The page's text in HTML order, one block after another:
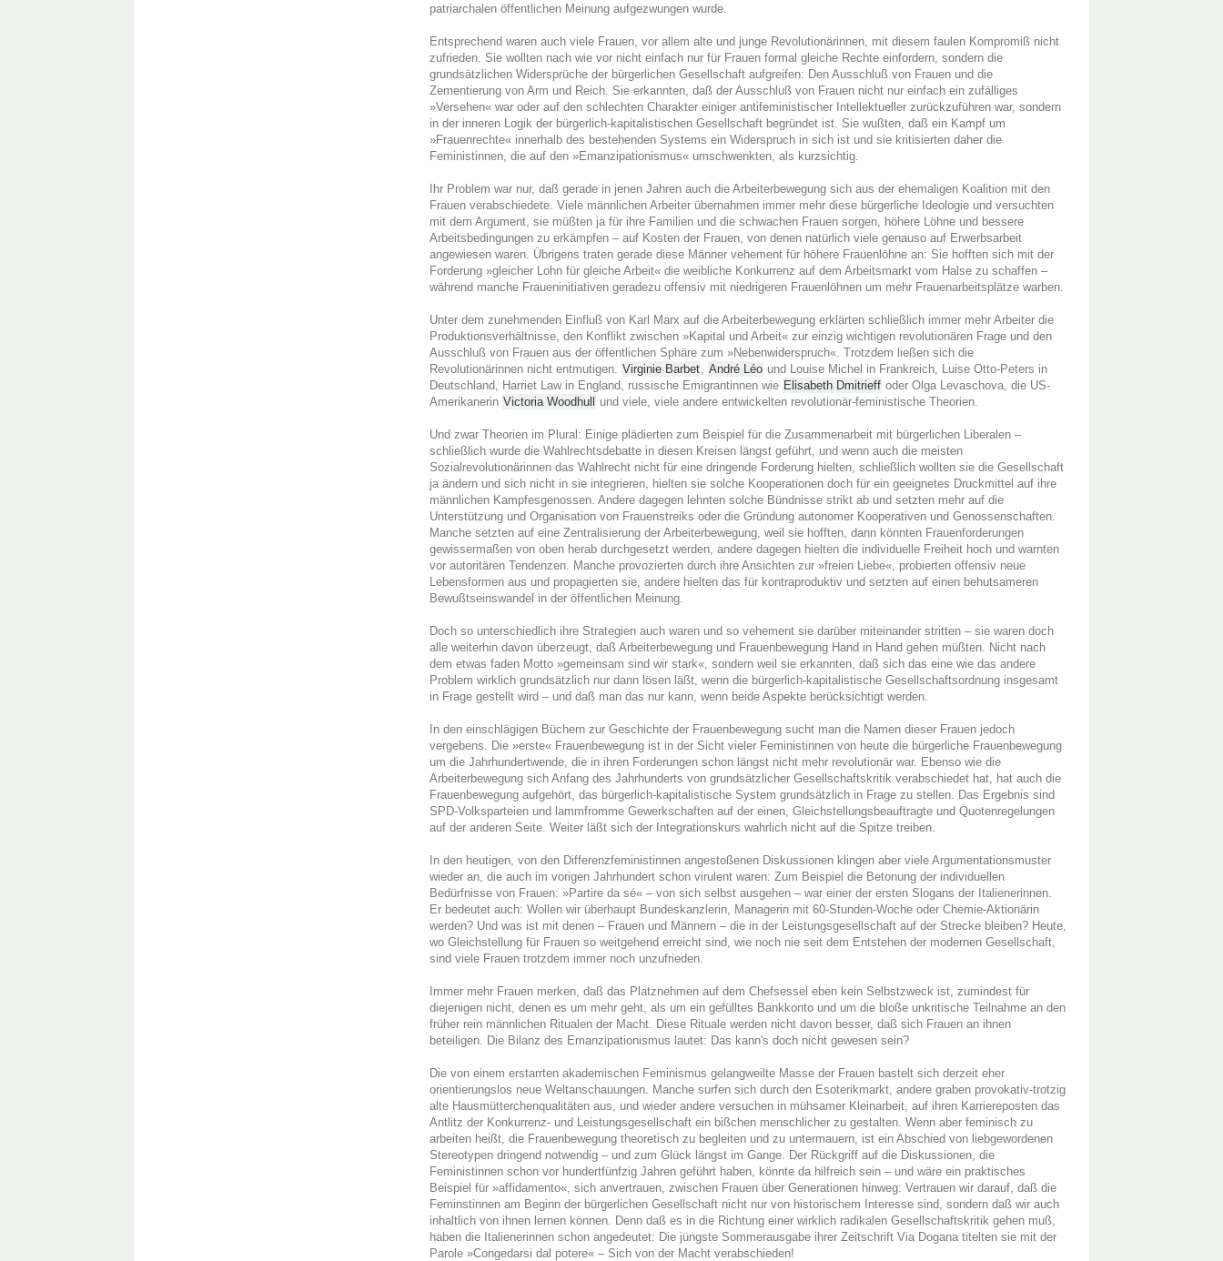
patriarchalen öffentlichen Meinung aufgezwungen wurde.
Entsprechend waren auch viele Frauen, vor allem alte und junge Revolutionärinnen, mit diesem faulen Kompromiß nicht
zufrieden. Sie wollten nach wie vor nicht einfach nur für Frauen formal gleiche Rechte einfordern, sondern die
grundsätzlichen Widersprüche der bürgerlichen Gesellschaft aufgreifen: Den Ausschluß von Frauen und die
Zementierung von Arm und Reich. Sie erkannten, daß der Ausschluß von Frauen nicht nur einfach ein zufälliges
»Versehen« war oder auf den schlechten Charakter einiger antifeministischer Intellektueller zurückzuführen war, sondern
in der inneren Logik der bürgerlich-kapitalistischen Gesellschaft begründet ist. Sie wußten, daß ein Kampf um
»Frauenrechte« innerhalb des bestehenden Systems ein Widerspruch in sich ist und sie kritisierten daher die
Feministinnen, die auf den »Emanzipationismus« umschwenkten, als kurzsichtig.
Ihr Problem war nur, daß gerade in jenen Jahren auch die Arbeiterbewegung sich aus der ehemaligen Koalition mit den
Frauen verabschiedete. Viele männlichen Arbeiter übernahmen immer mehr diese bürgerliche Ideologie und versuchten
mit dem Argument, sie müßten ja für ihre Familien und die schwachen Frauen sorgen, höhere Löhne und bessere
Arbeitsbedingungen zu erkämpfen – auf Kosten der Frauen, von denen natürlich viele genauso auf Erwerbsarbeit
angewiesen waren. Übrigens traten gerade diese Männer vehement für höhere Frauenlöhne an: Sie hofften sich mit der
Forderung »gleicher Lohn für gleiche Arbeit« die weibliche Konkurrenz auf dem Arbeitsmarkt vom Halse zu schaffen –
während manche Fraueninitiativen geradezu offensiv mit niedrigeren Frauenlöhnen um mehr Frauenarbeitsplätze warben.
Unter dem zunehmenden Einfluß von Karl Marx auf die Arbeiterbewegung erklärten schließlich immer mehr Arbeiter die
Produktionsverhältnisse, den Konflikt zwischen »Kapital und Arbeit« zur einzig wichtigen revolutionären Frage und den
Ausschluß von Frauen aus der öffentlichen Sphäre zum »Nebenwiderspruch«. Trotzdem ließen sich die
Revolutionärinnen nicht entmutigen. Virginie Barbet, André Léo und Louise Michel in Frankreich, Luise Otto-Peters in
Deutschland, Harriet Law in England, russische Emigrantinnen wie Elisabeth Dmitrieff oder Olga Levaschova, die US-
Amerikanerin Victoria Woodhull und viele, viele andere entwickelten revolutionär-feministische Theorien.
Und zwar Theorien im Plural: Einige plädierten zum Beispiel für die Zusammenarbeit mit bürgerlichen Liberalen –
schließlich wurde die Wahlrechtsdebatte in diesen Kreisen längst geführt, und wenn auch die meisten
Sozialrevolutionärinnen das Wahlrecht nicht für eine dringende Forderung hielten, schließlich wollten sie die Gesellschaft
ja ändern und sich nicht in sie integrieren, hielten sie solche Kooperationen doch für ein geeignetes Druckmittel auf ihre
männlichen Kampfesgenossen. Andere dagegen lehnten solche Bündnisse strikt ab und setzten mehr auf die
Unterstützung und Organisation von Frauenstreiks oder die Gründung autonomer Kooperativen und Genossenschaften.
Manche setzten auf eine Zentralisierung der Arbeiterbewegung, weil sie hofften, dann könnten Frauenforderungen
gewissermaßen von oben herab durchgesetzt werden, andere dagegen hielten die individuelle Freiheit hoch und warnten
vor autoritären Tendenzen. Manche provozierten durch ihre Ansichten zur »freien Liebe«, probierten offensiv neue
Lebensformen aus und propagierten sie, andere hielten das für kontraproduktiv und setzten auf einen behutsameren
Bewußtseinswandel in der öffentlichen Meinung.
Doch so unterschiedlich ihre Strategien auch waren und so vehement sie darüber miteinander stritten – sie waren doch
alle weiterhin davon überzeugt, daß Arbeiterbewegung und Frauenbewegung Hand in Hand gehen müßten. Nicht nach
dem etwas faden Motto »gemeinsam sind wir stark«, sondern weil sie erkannten, daß sich das eine wie das andere
Problem wirklich grundsätzlich nur dann lösen läßt, wenn die bürgerlich-kapitalistische Gesellschaftsordnung insgesamt
in Frage gestellt wird – und daß man das nur kann, wenn beide Aspekte berücksichtigt werden.
In den einschlägigen Büchern zur Geschichte der Frauenbewegung sucht man die Namen dieser Frauen jedoch
vergebens. Die »erste« Frauenbewegung ist in der Sicht vieler Feministinnen von heute die bürgerliche Frauenbewegung
um die Jahrhundertwende, die in ihren Forderungen schon längst nicht mehr revolutionär war. Ebenso wie die
Arbeiterbewegung sich Anfang des Jahrhunderts von grundsätzlicher Gesellschaftskritik verabschiedet hat, hat auch die
Frauenbewegung aufgehört, das bürgerlich-kapitalistische System grundsätzlich in Frage zu stellen. Das Ergebnis sind
SPD-Volksparteien und lammfromme Gewerkschaften auf der einen, Gleichstellungsbeauftragte und Quotenregelungen
auf der anderen Seite. Weiter läßt sich der Integrationskurs wahrlich nicht auf die Spitze treiben.
In den heutigen, von den Differenzfeministinnen angestoßenen Diskussionen klingen aber viele Argumentationsmuster
wieder an, die auch im vorigen Jahrhundert schon virulent waren: Zum Beispiel die Betonung der individuellen
Bedürfnisse von Frauen: »Partire da sé« – von sich selbst ausgehen – war einer der ersten Slogans der Italienerinnen.
Er bedeutet auch: Wollen wir überhaupt Bundeskanzlerin, Managerin mit 60-Stunden-Woche oder Chemie-Aktionärin
werden? Und was ist mit denen – Frauen und Männern – die in der Leistungsgesellschaft auf der Strecke bleiben? Heute,
wo Gleichstellung für Frauen so weitgehend erreicht sind, wie noch nie seit dem Entstehen der modernen Gesellschaft,
sind viele Frauen trotzdem immer noch unzufrieden.
Immer mehr Frauen merken, daß das Platznehmen auf dem Chefsessel eben kein Selbstzweck ist, zumindest für
diejenigen nicht, denen es um mehr geht, als um ein gefülltes Bankkonto und um die bloße unkritische Teilnahme an den
früher rein männlichen Ritualen der Macht. Diese Rituale werden nicht davon besser, daß sich Frauen an ihnen
beteiligen. Die Bilanz des Emanzipationismus lautet: Das kann's doch nicht gewesen sein?
Die von einem erstarrten akademischen Feminismus gelangweilte Masse der Frauen bastelt sich derzeit eher
orientierungslos neue Weltanschauungen. Manche surfen sich durch den Esoterikmarkt, andere graben provokativ-trotzig
alte Hausmütterchenqualitäten aus, und wieder andere versuchen in mühsamer Kleinarbeit, auf ihren Karriereposten das
Antlitz der Konkurrenz- und Leistungsgesellschaft ein bißchen menschlicher zu gestalten. Wenn aber feminisch zu
arbeiten heißt, die Frauenbewegung theoretisch zu begleiten und zu untermauern, ist ein Abschied von liebgewordenen
Stereotypen dringend notwendig – und zum Glück längst im Gange. Der Rückgriff auf die Diskussionen, die
Feministinnen schon vor hundertfünfzig Jahren geführt haben, könnte da hilfreich sein – und wäre ein praktisches
Beispiel für »affidamento«, sich anvertrauen, zwischen Frauen über Generationen hinweg: Vertrauen wir darauf, daß die
Feminstinnen am Beginn der bürgerlichen Gesellschaft nicht nur von historischem Interesse sind, sondern daß wir auch
inhaltlich von ihnen lernen können. Denn daß es in die Richtung einer wirklich radikalen Gesellschaftskritik gehen muß,
haben die Italienerinnen schon angedeutet: Die jüngste Sommerausgabe ihrer Zeitschrift Via Dogana titelten sie mit der
Parole »Congedarsi dal potere« – Sich von der Macht verabschieden!